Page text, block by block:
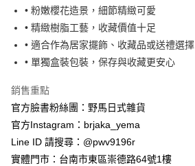
每筆NT$100，滿NT$999(含以上)免運費
• 粉嫩櫻花造景，細節精緻可愛
• 精緻樹脂工藝，收藏價值十足
• 適合作為居家擺飾、收藏品或送禮選擇
• 單獨盒裝包裝，保存與收藏更安心
銷售重點
官方臉書粉絲團：野馬日式雜貨
官方Instagram：brjaka_yema
Line ID 請搜尋：@pwv9196r
實體門市：台南市東區崇德路64號1樓